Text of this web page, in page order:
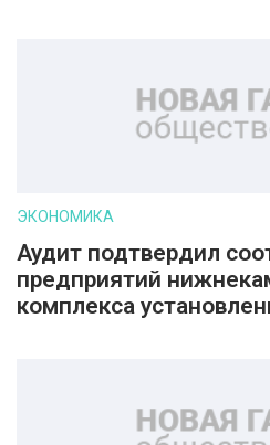
ЭКОНОМИКА
Аудит подтвердил
предприятий
комплекса